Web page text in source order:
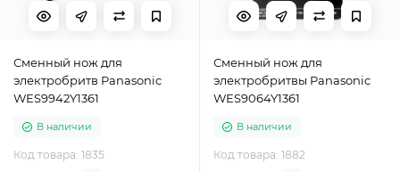
Сменный нож для
электробритв Panasonic
WES9942Y1361
В наличии
Код товара: 1835
Сменный нож для
электробритвы Panasonic
WES9064Y1361
В наличии
Код товара: 1882